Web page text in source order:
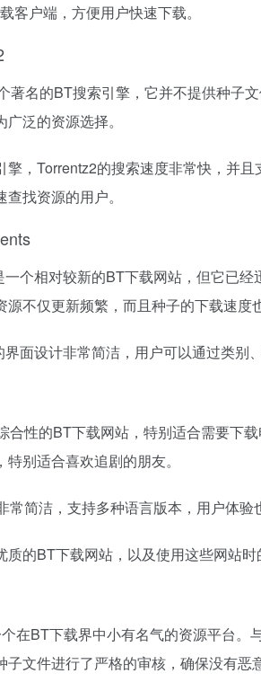
客户端，方便用户快速下载。
著名的BT搜索引擎，它并不提供种子
泛的资源选择。
擎，Torrentz2的搜索速度非常快，并
找资源的用户。
一个相对较新的BT下载网站，但它已
源不仅更新频繁，而且种子的下载速度
界面设计非常简洁，用户可以通过类别
合性的BT下载网站，特别适合需要下
别适合喜欢追剧的朋友。
常简洁，支持多种语言版本，用户体
质的BT下载网站，以及使用这些网站
在BT下载界中小有名气的资源平台
子文件进行了严格的审核，确保没有恶